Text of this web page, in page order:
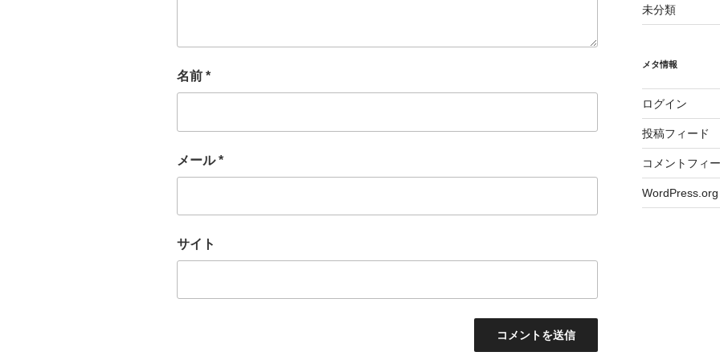
名前 *
メール*
サイト
未分類
メタ情報
ログイン
投稿フィード
コメントフィ
WordPress.org